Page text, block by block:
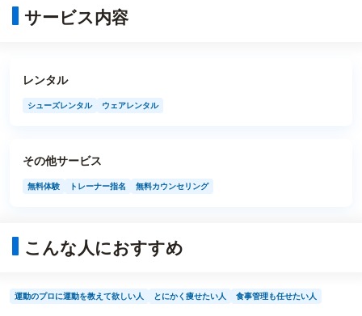
サービス内容
レンタル
シューズレンタル ウェアレンタル
その他サービス
無料体験 トレーナー指名 無料カウンセリング
こんな人におすすめ
運動のプロに運動を教えて欲しい人 とにかく痩せたい人 食事管理も任せたい人